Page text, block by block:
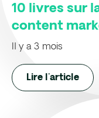
10 livres sur
content
Il y a 3 mois
Lire l'article